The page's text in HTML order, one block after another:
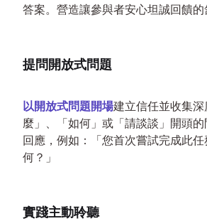
答案。營造讓參與者安心坦誠回饋的
提問開放式問題
以開放式問題開場建立信任並收集
麼」、「如何」或「請談談」開頭
回應，例如：「您首次嘗試完成此
何？」
實踐主動聆聽